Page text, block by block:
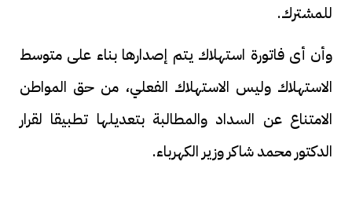
للمشترك.
وأن أى فاتورة استهلاك يتم إصدارها بناء على متوسط
الاستهلاك وليس الاستهلاك الفعلي، من حق المواطن
الامتناع عن السداد والمطالبة بتعديلها تطبيقا لقرار
الدكتور محمد شاكر وزير الكهرباء.